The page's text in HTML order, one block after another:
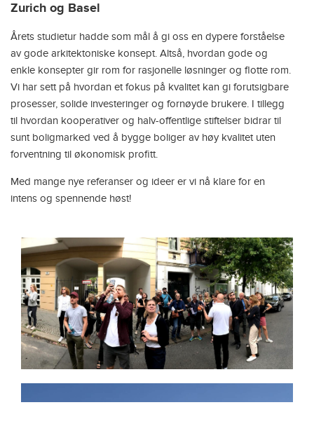
Zurich og Basel
Årets studietur hadde som mål å gi oss en dypere forståelse
av gode arkitektoniske konsept. Altså, hvordan gode og
enkle konsepter gir rom for rasjonelle løsninger og flotte rom.
Vi har sett på hvordan et fokus på kvalitet kan gi forutsigbare
prosesser, solide investeringer og fornøyde brukere. I tillegg
til hvordan kooperativer og halv-offentlige stiftelser bidrar til
sunt boligmarked ved å bygge boliger av høy kvalitet uten
forventning til økonomisk profitt.
Med mange nye referanser og ideer er vi nå klare for en
intens og spennende høst!